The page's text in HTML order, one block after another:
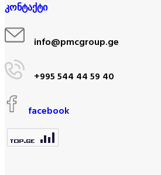
კონტაქტი
info@pmcgroup.ge
+995 544 44 59 40
facebook